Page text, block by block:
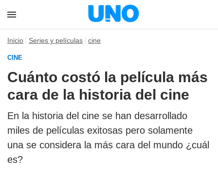
Inicio Series y películas cine
CINE
Cuánto costó la película más
cara de la historia del cine
En la historia del cine se han desarrollado
miles de películas exitosas pero solamente
una se considera la más cara del mundo ¿cuál
es?